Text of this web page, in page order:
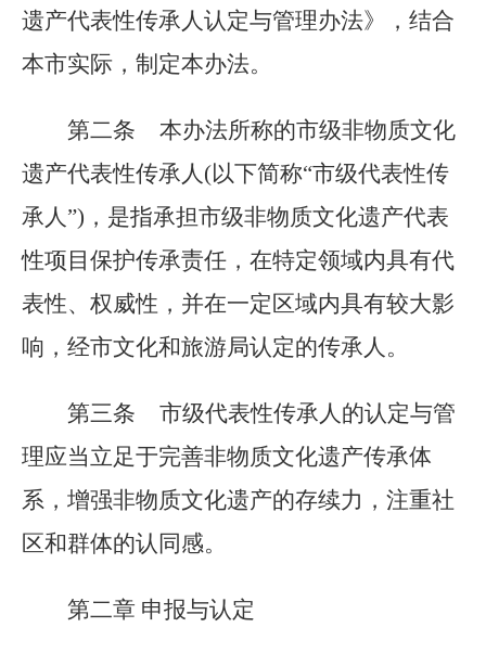
遗产代表性传承人认定与管理办法》，结合
本市实际，制定本办法。
第二条
本办法所称的市级非物质文化
遗产代表性传承人(以下简称“市级代表性传
承人”)，是指承担市级非物质文化遗产代表
性项目保护传承责任，在特定领域内具有代
表性、权威性，并在一定区域内具有较大影
响，经市文化和旅游局认定的传承人。
第三条
市级代表性传承人的认定与管
理应当立足于完善非物质文化遗产传承体
系，增强非物质文化遗产的存续力，注重社
区和群体的认同感。
第二章 申报与认定